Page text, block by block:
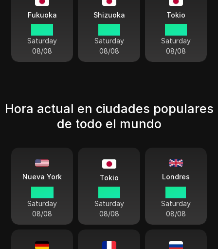
Fukuoka
Saturday
08/08
Shizuoka
Saturday
08/08
Tokio
Saturday
08/08
Hora actual en ciudades populares
de todo el mundo
Nueva York
Saturday
08/08
Tokio
Saturday
08/08
Londres
Saturday
08/08